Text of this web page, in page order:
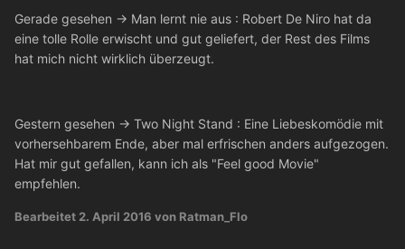
Gerade gesehen -> Man lernt nie aus : Robert De Niro hat da
eine tolle Rolle erwischt und gut geliefert, der Rest des Films
hat mich nicht wirklich überzeugt.
Gestern gesehen -> Two Night Stand : Eine Liebeskomödie mit
vorhersehbarem Ende, aber mal erfrischen anders aufgezogen.
Hat mir gut gefallen, kann ich als "Feel good Movie"
empfehlen.
Bearbeitet 2. April 2016 von Ratman_Flo